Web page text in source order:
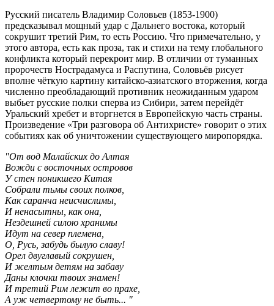
Русский писатель Владимир Соловьев (1853-1900)
предсказывал мощный удар с Дальнего востока, который
сокрушит третий Рим, то есть Россию. Что примечательно, у
этого автора, есть как проза, так и стихи на тему глобального
конфликта который перекроит мир. В отличии от туманных
пророчеств Нострадамуса и Распутина, Соловьёв рисует
вполне чёткую картину китайско-азиатского вторжения, когда
численно преобладающий противник неожиданным ударом
выбьет русские полки сперва из Сибири, затем перейдёт
Уральский хребет и вторгнется в Европейскую часть страны.
Произведение «Три разговора об Антихристе» говорит о этих
событиях как об уничтожении существующего миропорядка.
"От вод Малайских до Алтая
Вожди с восточных островов
У стен поникшего Китая
Собрали тьмы своих полков,
Как саранча неисчислимы,
И ненасытны, как она,
Нездешней силою хранимы
Идут на север племена,
О, Русь, забудь былую славу!
Орел двуглавый сокрушен,
И желтым детям на забаву
Даны клочки твоих знамен!
И третий Рим лежит во прахе,
А уж четвертому не быть... "